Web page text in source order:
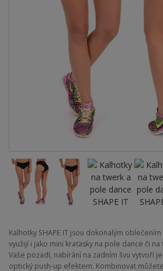
Kalhotky SHAPE IT jsou dokonalým
využijí i jako mini kraťasky na pole dance či
Vaše pozadí, nabírání na zadním švu vytvoří
optický push-up efektem. Kombinovat